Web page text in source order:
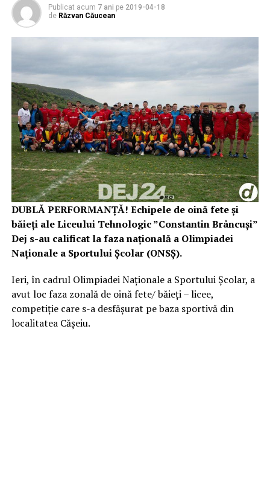
Publicat acum 7 ani pe 2019-04-18
de Răzvan Căucean
DUBLĂ PERFORMANȚĂ! Echipele de oină fete și
băieți ale Liceului Tehnologic ”Constantin Brâncuși”
Dej s-au calificat la faza națională a Olimpiadei
Naționale a Sportului Școlar (ONSȘ).
Ieri, în cadrul Olimpiadei Naţionale a Sportului Şcolar, a
avut loc faza zonală de oină fete/ băieţi – licee,
competiţie care s-a desfăşurat pe baza sportivă din
localitatea Căşeiu.